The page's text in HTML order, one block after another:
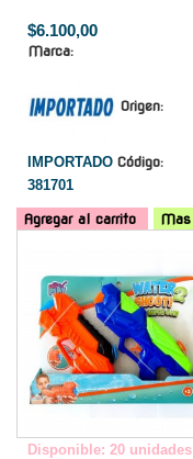
$6.100,00
Marca:
Origen:
IMPORTADO Código:
381701
Agregar al carrito Mas
Disponible: 20 unidades